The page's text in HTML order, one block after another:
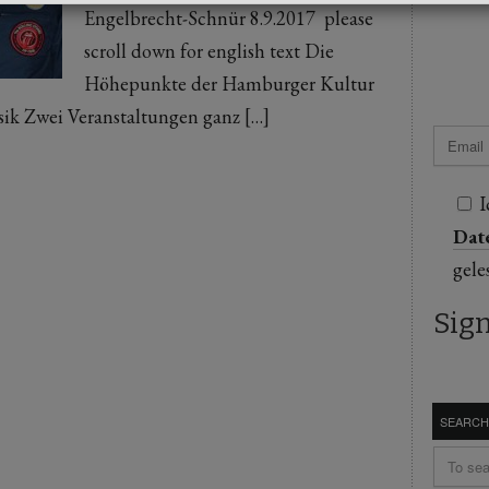
Engelbrecht-Schnür 8.9.2017 please
scroll down for english text Die
Höhepunkte der Hamburger Kultur
Zwei Veranstaltungen ganz […]
SEARCH